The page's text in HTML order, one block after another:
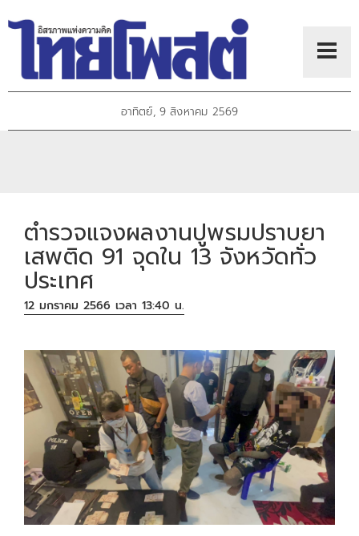
อาทิตย์, 9 สิงหาคม 2569
ตำรวจแจงผลงานปูพรมปราบยา
เสพติด 91 จุดใน 13 จังหวัดทั่ว
ประเทศ
12 มกราคม 2566 เวลา 13:40 น.